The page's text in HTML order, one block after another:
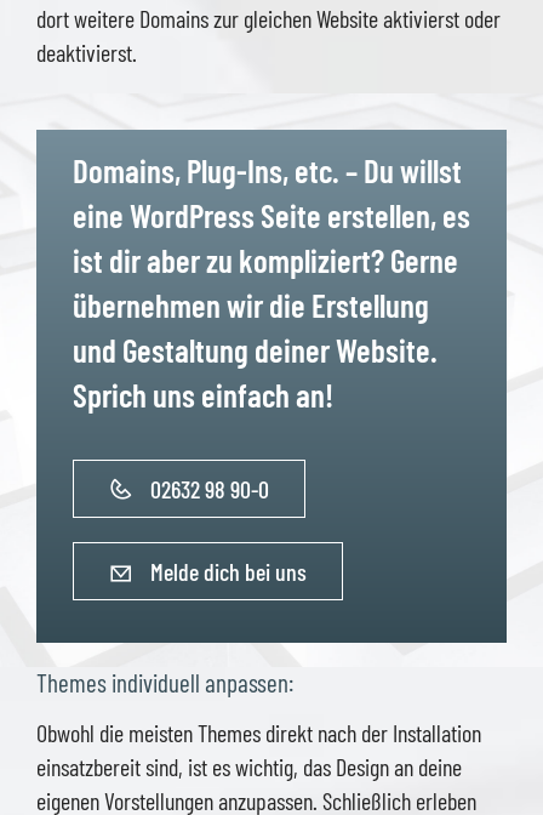
dort weitere Domains zur gleichen Website aktivierst oder
deaktivierst.
Domains, Plug-Ins, etc. – Du willst
eine WordPress Seite erstellen, es
ist dir aber zu kompliziert? Gerne
übernehmen wir die Erstellung
und Gestaltung deiner Website.
Sprich uns einfach an!
02632 98 90-0
Melde dich bei uns
Themes individuell anpassen:
Obwohl die meisten Themes direkt nach der Installation
einsatzbereit sind, ist es wichtig, das Design an deine
eigenen Vorstellungen anzupassen. Schließlich erleben